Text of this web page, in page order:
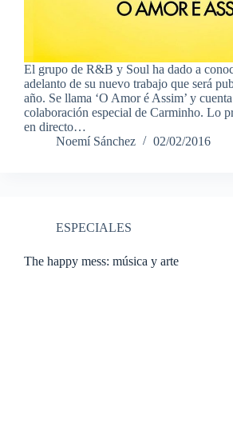
El grupo de R&B y Soul ha dado a
adelanto de su nuevo trabajo que será
año. Se llama ‘O Amor é Assim’ y
colaboración especial de Carminho. Lo
en directo…
Noemí Sánchez
02/02/2016
ESPECIALES
The happy mess: música y arte